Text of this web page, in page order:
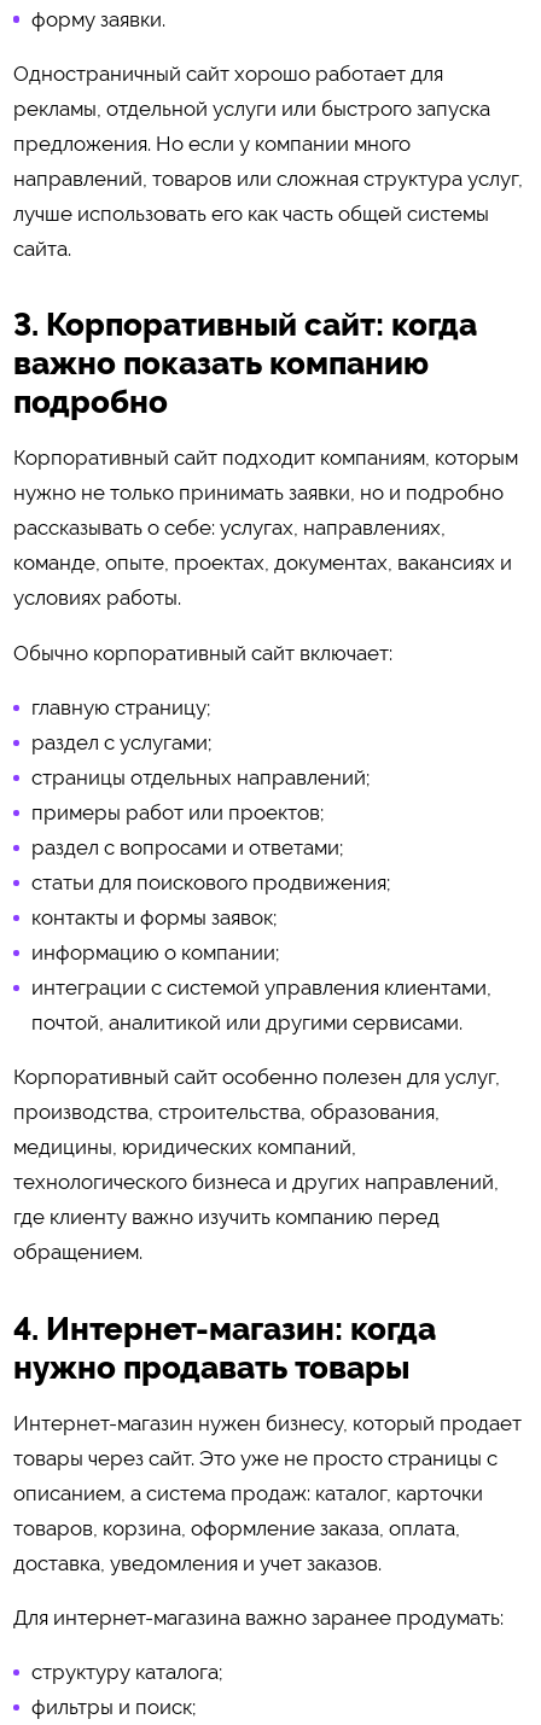
форму заявки.
Одностраничный сайт хорошо работает для
рекламы, отдельной услуги или быстрого запуска
предложения. Но если у компании много
направлений, товаров или сложная структура услуг,
лучше использовать его как часть общей системы
сайта.
3. Корпоративный сайт: когда
важно показать компанию
подробно
Корпоративный сайт подходит компаниям, которым
нужно не только принимать заявки, но и подробно
рассказывать о себе: услугах, направлениях,
команде, опыте, проектах, документах, вакансиях и
условиях работы.
Обычно корпоративный сайт включает:
главную страницу;
раздел с услугами;
страницы отдельных направлений;
примеры работ или проектов;
раздел с вопросами и ответами;
статьи для поискового продвижения;
контакты и формы заявок;
информацию о компании;
интеграции с системой управления клиентами,
почтой, аналитикой или другими сервисами.
Корпоративный сайт особенно полезен для услуг,
производства, строительства, образования,
медицины, юридических компаний,
технологического бизнеса и других направлений,
где клиенту важно изучить компанию перед
обращением.
4. Интернет-магазин: когда
нужно продавать товары
Интернет-магазин нужен бизнесу, который продает
товары через сайт. Это уже не просто страницы с
описанием, а система продаж: каталог, карточки
товаров, корзина, оформление заказа, оплата,
доставка, уведомления и учет заказов.
Для интернет-магазина важно заранее продумать:
структуру каталога;
фильтры и поиск;